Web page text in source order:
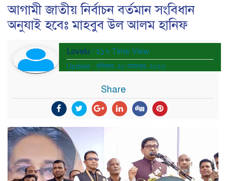
আগামী জাতীয় নির্বাচন বর্তমান সংবিধান
অনুযাই হবেঃ মাহবুব উল আলম হানিফ
Lovelu / ২১৭ Time View
Update : রবিবার, ২০ নভেম্বর, ২০২২
Share